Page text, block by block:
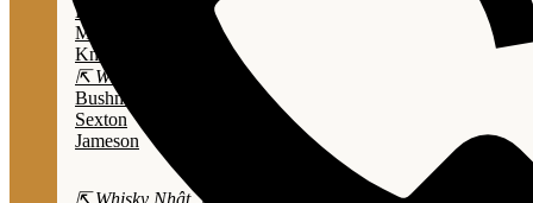
Evan Williams
Marker's Mark
Knob Creek
⇱ Whiskey Ailen ⇲
Bushmills
Sexton
Jameson
⇱ Whisky Nhật ⇲